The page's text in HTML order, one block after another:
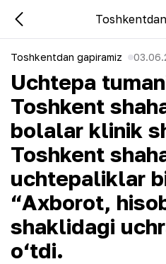
Toshkentdan gapiramiz
Uchtepa
Toshkent
bolalar klinik
Toshkent
uchtepaliklar
“Axborot,
shaklidagi
o‘tdi.